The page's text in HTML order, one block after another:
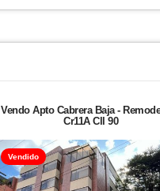
Vendo Apto Cabrera Baja -
Cr11A Cll 90
Vendido